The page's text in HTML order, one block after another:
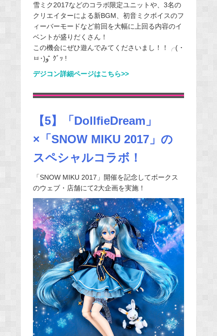
雪ミク2017などのコラボ限定ユニットや、3名の
クリエイターによる新BGM、初音ミクボイスのフ
ィーバーモードなど前回を大幅に上回る内容のイ
ベントが盛りだくさん！
この機会にぜひ遊んでみてくださいまし！！╭( ･
ㅂ･)و ̑̑ ｸﾞｯ !
デジコン詳細ページはこちら>>
【5】「DollfieDream」
×「SNOW MIKU 2017」の
スペシャルコラボ！
「SNOW MIKU 2017」開催を記念してボークス
のウェブ・店舗にて2大企画を実施！